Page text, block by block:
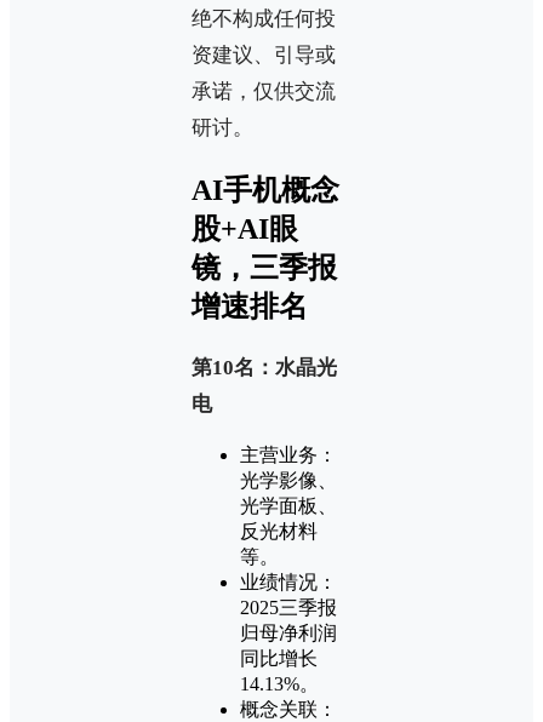
绝不构成任何投
资建议、引导或
承诺，仅供交流
研讨。
AI手机概念
股+AI眼
镜，三季报
增速排名
第10名：水晶光
电
主营业务：
光学影像、
光学面板、
反光材料
等。
业绩情况：
2025三季报
归母净利润
同比增长
14.13%。
概念关联：